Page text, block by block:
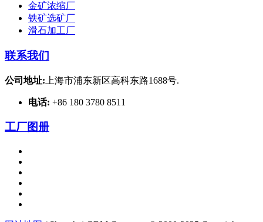
金矿浓缩厂
铁矿选矿厂
滑石加工厂
联系我们
公司地址: 上海市浦东新区高科东路1688号.
电话: +86 180 3780 8511
工厂图册